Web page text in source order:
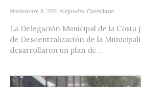
Noviembre 8, 2021 Alejandra Castellano
La Delegación Municipal de la Costa
de Descentralización de la
desarrollaron un plan de...